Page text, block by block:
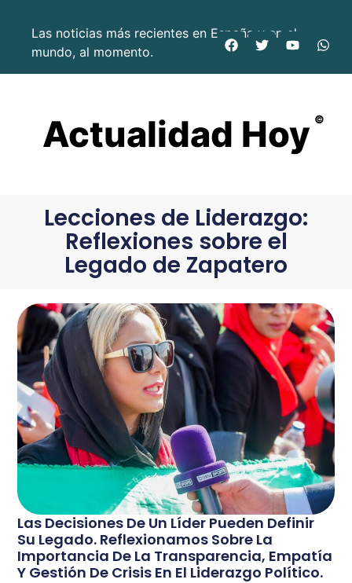
Las noticias más recientes en España y en el
mundo, al momento.
Actualidad Hoy ©
Lecciones de Liderazgo:
Reflexiones sobre el
Legado de Zapatero
Las Decisiones De Un Líder Pueden Definir
Su Legado. Reflexionamos Sobre La
Importancia De La Transparencia, Empatía
Y Gestión De Crisis En El Liderazgo Político.